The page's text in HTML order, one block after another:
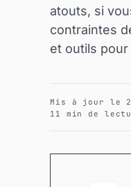
atouts, si
contraintes
et outils
Mis à jour le
11 min de